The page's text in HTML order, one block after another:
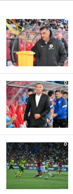
0
0
0